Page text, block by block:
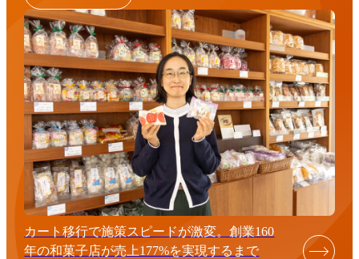
カート移行で施策スピードが激変。創業160
年の和菓子店が売上177%を実現するまで